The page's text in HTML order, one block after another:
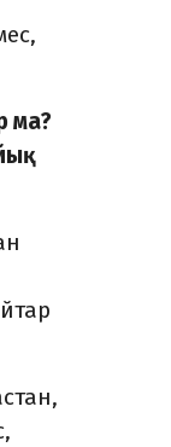
ма?